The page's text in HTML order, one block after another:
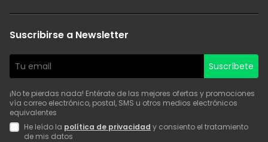
Suscribirse a Newsletter
Suscríbete
¡No te pierdas nada! Entérate de las mejores ofertas y promociones
vía correo electrónico, postal, SMS u otros medios electrónicos
equivalentes
He leído la política de privacidad y consiento el tratamiento
de mis datos